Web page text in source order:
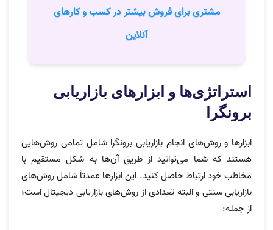
مشتری برای فروش بیشتر در کسب و کارهای
آنلاین
استراتژی‌ها و ابزارهای بازاریابی
برونگرا
ابزارها و روش‌های انجام بازاریابی برونگرا شامل تمامی روش‌هایی
هستند که شما می‌توانید از طریق آن‌ها به شکل مستقیم با
مخاطب خود ارتباط حاصل کنید. این ابزارها عمدتاً شامل روش‌های
بازاریابی سنتی و البته تعدادی از روش‌های بازاریابی دیجیتال است؛
از جمله: